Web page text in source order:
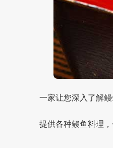
一家让您深入了解
提供各种鳗鱼料理